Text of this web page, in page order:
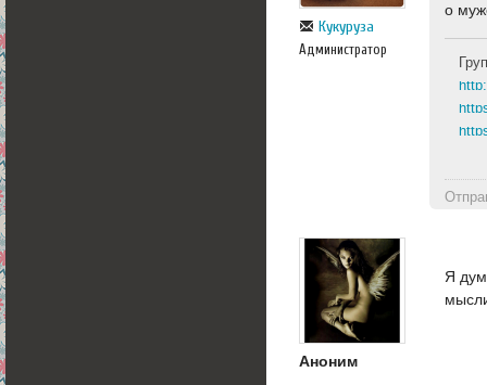
Кукуруза
Администратор
о
Аноним
Я